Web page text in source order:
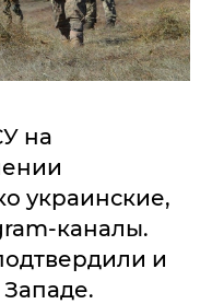
на
украинские,
каналы.
и